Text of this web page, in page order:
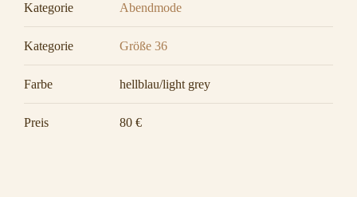
Kategorie Abendmode
Kategorie Größe 36
Farbe hellblau/light grey
Preis 80 €